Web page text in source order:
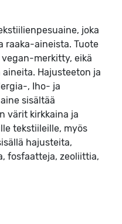
joka
raaka-aineista. Tuote
merkitty, eikä
Hajusteeton ja
, Iho- ja
sisältää
värit kirkkaina ja
tekstiileille, myös
hajusteita,
fosfaatteja, zeoliittia,